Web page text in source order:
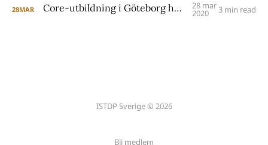
28MAR Core-utbildning i Göteborg hösten 2020 28 mar
2020 3 min read
ISTDP Sverige © 2026
Bli medlem